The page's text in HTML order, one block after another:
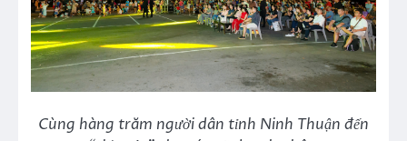
Cùng hàng trăm người dân tỉnh Ninh Thuận đến